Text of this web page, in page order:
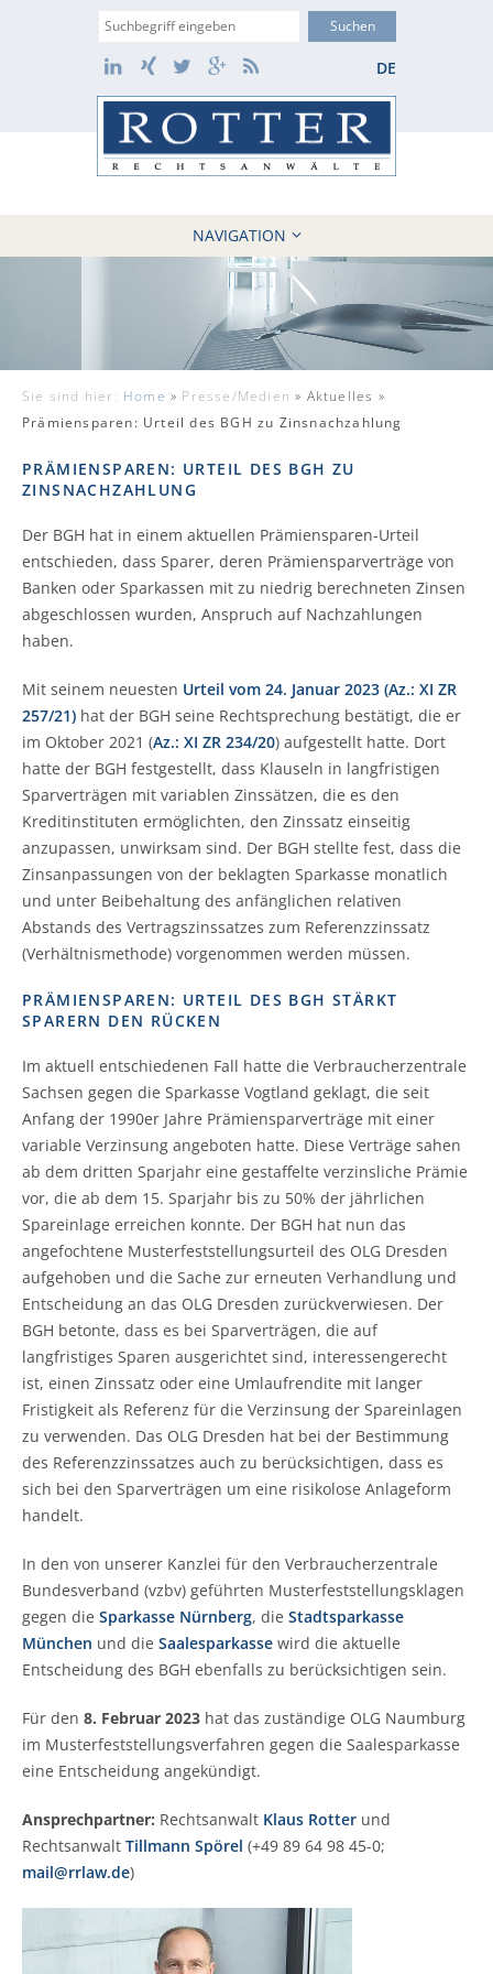
Suche
DE
LinkedIn
Xing TwitterGoogle+
RSS
NAVIGATION
HOME
KANZLEI
10 GRÜNDE
FÄLLE
REFERENZEN
KONTAKT / WEBAKTE
Sie sind hier: Home » Presse/Medien » Aktuelles »
Prämiensparen: Urteil des BGH zu Zinsnachzahlung
PRÄMIENSPAREN: URTEIL DES BGH ZU
ZINSNACHZAHLUNG
Der BGH hat in einem aktuellen Prämiensparen-Urteil
entschieden, dass Sparer, deren Prämiensparverträge von
Banken oder Sparkassen mit zu niedrig berechneten Zinsen
abgeschlossen wurden, Anspruch auf Nachzahlungen
haben.
Mit seinem neuesten Urteil vom 24. Januar 2023 (Az.: XI ZR
257/21) hat der BGH seine Rechtsprechung bestätigt, die er
im Oktober 2021 (Az.: XI ZR 234/20) aufgestellt hatte. Dort
hatte der BGH festgestellt, dass Klauseln in langfristigen
Sparverträgen mit variablen Zinssätzen, die es den
Kreditinstituten ermöglichten, den Zinssatz einseitig
anzupassen, unwirksam sind. Der BGH stellte fest, dass die
Zinsanpassungen von der beklagten Sparkasse monatlich
und unter Beibehaltung des anfänglichen relativen
Abstands des Vertragszinssatzes zum Referenzzinssatz
(Verhältnismethode) vorgenommen werden müssen.
PRÄMIENSPAREN: URTEIL DES BGH STÄRKT
SPARERN DEN RÜCKEN
Im aktuell entschiedenen Fall hatte die Verbraucherzentrale
Sachsen gegen die Sparkasse Vogtland geklagt, die seit
Anfang der 1990er Jahre Prämiensparverträge mit einer
variable Verzinsung angeboten hatte. Diese Verträge sahen
ab dem dritten Sparjahr eine gestaffelte verzinsliche Prämie
vor, die ab dem 15. Sparjahr bis zu 50% der jährlichen
Spareinlage erreichen konnte. Der BGH hat nun das
angefochtene Musterfeststellungsurteil des OLG Dresden
aufgehoben und die Sache zur erneuten Verhandlung und
Entscheidung an das OLG Dresden zurückverwiesen. Der
BGH betonte, dass es bei Sparverträgen, die auf
langfristiges Sparen ausgerichtet sind, interessengerecht
ist, einen Zinssatz oder eine Umlaufrendite mit langer
Fristigkeit als Referenz für die Verzinsung der Spareinlagen
zu verwenden. Das OLG Dresden hat bei der Bestimmung
des Referenzzinssatzes auch zu berücksichtigen, dass es
sich bei den Sparverträgen um eine risikolose Anlageform
handelt.
In den von unserer Kanzlei für den Verbraucherzentrale
Bundesverband (vzbv) geführten Musterfeststellungsklagen
gegen die Sparkasse Nürnberg, die Stadtsparkasse
München und die Saalesparkasse wird die aktuelle
Entscheidung des BGH ebenfalls zu berücksichtigen sein.
Für den 8. Februar 2023 hat das zuständige OLG Naumburg
im Musterfeststellungsverfahren gegen die Saalesparkasse
eine Entscheidung angekündigt.
Ansprechpartner: Rechtsanwalt Klaus Rotter und
Rechtsanwalt Tillmann Spörel (+49 89 64 98 45-0;
mail@rrlaw.de)